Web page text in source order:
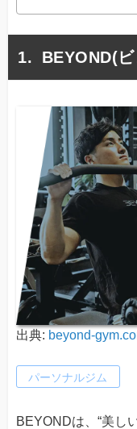
BEYOND(
出典: beyond-
パーソナルジム
BEYONDは、“美し